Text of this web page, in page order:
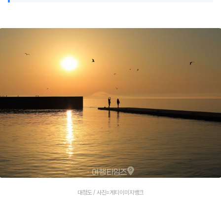
대청도 / 사진=게티이미지뱅크